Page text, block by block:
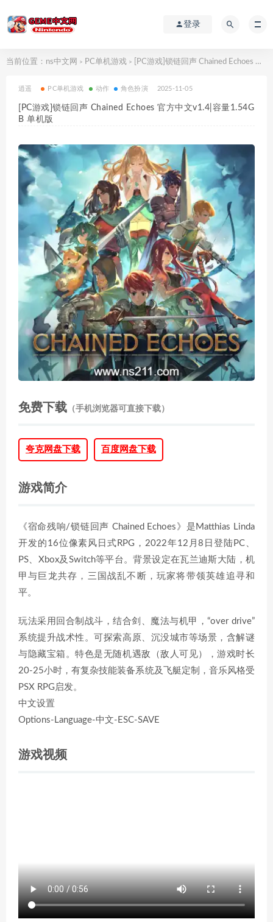
登录
当前位置： ns中文网 > PC单机游戏 > [PC游戏]锁链回声 Chained Echoes 官方中文v1.4|容量1.54GB 单机版
逍遥 PC单机游戏 动作 角色扮演 2025-11-05
[PC游戏]锁链回声 Chained Echoes 官方中文v1.4|容量1.54G
B 单机版
免费下载 （手机浏览器可直接下载）
夸克网盘下载 百度网盘下载
游戏简介
《宿命残响/锁链回声 Chained Echoes》是Matthias Linda
开发的16位像素风日式RPG，2022年12月8日登陆PC、
PS、Xbox及Switch等平台。背景设定在瓦兰迪斯大陆，机
甲与巨龙共存，三国战乱不断，玩家将带领英雄追寻和
平。
玩法采用回合制战斗，结合剑、魔法与机甲，“over drive”
系统提升战术性。可探索高原、沉没城市等场景，含解谜
与隐藏宝箱。特色是无随机遇敌（敌人可见），游戏时长
20-25小时，有复杂技能装备系统及飞艇定制，音乐风格受
PSX RPG启发。
中文设置
Options-Language-中文-ESC-SAVE
游戏视频